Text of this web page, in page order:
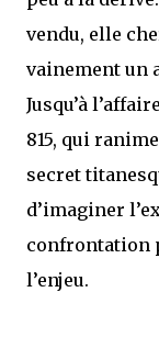
vendu, elle
vainement un
Jusqu’à
815, qui
secret
d’imaginer
confrontation
l’enjeu.